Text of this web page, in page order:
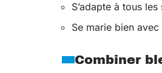
S’adapte à tous les
Se marie bien
Combiner